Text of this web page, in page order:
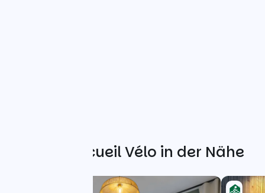
Weitere Accueil Vélo in der Nähe